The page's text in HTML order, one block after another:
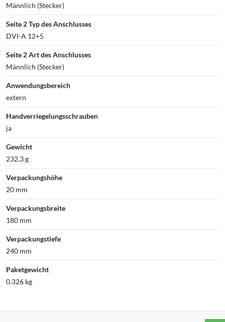
Männlich (Stecker)
Seite 2 Typ des Anschlusses
DVI-A 12+5
Seite 2 Art des Anschlusses
Männlich (Stecker)
Anwendungsbereich
extern
Handverriegelungsschrauben
ja
Gewicht
232.3 g
Verpackungshöhe
20 mm
Verpackungsbreite
180 mm
Verpackungstiefe
240 mm
Paketgewicht
0.326 kg